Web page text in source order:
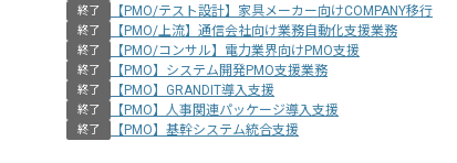
終了 【PMO/テスト設計】家具メーカー向けCOMPANY移行
終了 【PMO/上流】通信会社向け業務自動化支援業務
終了 【PMO/コンサル】電力業界向けPMO支援
終了 【PMO】システム開発PMO支援業務
終了 【PMO】GRANDIT導入支援
終了 【PMO】人事関連パッケージ導入支援
終了 【PMO】基幹システム統合支援